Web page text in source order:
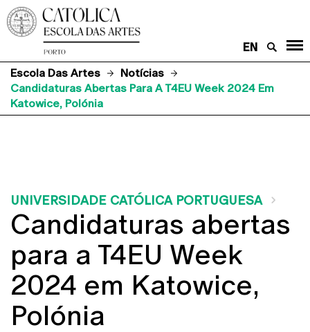
EN
Escola Das Artes
Notícias
Candidaturas Abertas Para A T4EU Week 2024 Em
Katowice, Polónia
UNIVERSIDADE CATÓLICA PORTUGUESA
Candidaturas abertas
para a T4EU Week
2024 em Katowice,
Polónia